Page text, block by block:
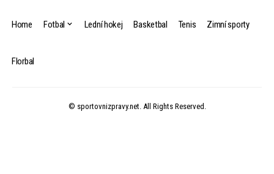
Home Fotbal Lední hokej Basketbal Tenis Zimní sporty
Florbal
© sportovnizpravy.net. All Rights Reserved.